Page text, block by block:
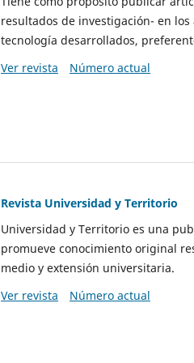
resultados de investigación- en
tecnología desarrollados,
Ver revista
Número actual
Revista Universidad y Territorio
Universidad y Territorio es una
promueve conocimiento original
medio y extensión universitaria.
Ver revista
Número actual